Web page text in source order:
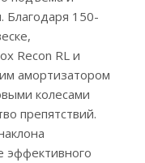
Благодаря 150-
Recon RL и
амортизатором
колесами
препятствий.
эффективного